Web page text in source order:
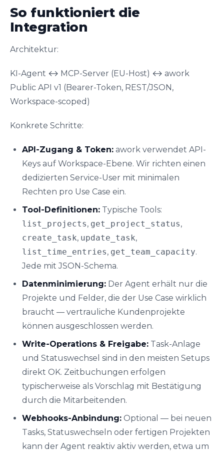
So funktioniert die
Integration
Architektur:
KI-Agent ↔ MCP-Server (EU-Host) ↔ awork
Public API v1 (Bearer-Token, REST/JSON,
Workspace-scoped)
Konkrete Schritte:
API-Zugang & Token: awork verwendet API-
Keys auf Workspace-Ebene. Wir richten einen
dedizierten Service-User mit minimalen
Rechten pro Use Case ein.
Tool-Definitionen: Typische Tools:
list_projects, get_project_status,
create_task, update_task,
list_time_entries, get_team_capacity.
Jede mit JSON-Schema.
Datenminimierung: Der Agent erhält nur die
Projekte und Felder, die der Use Case wirklich
braucht — vertrauliche Kundenprojekte
können ausgeschlossen werden.
Write-Operations & Freigabe: Task-Anlage
und Statuswechsel sind in den meisten Setups
direkt OK. Zeitbuchungen erfolgen
typischerweise als Vorschlag mit Bestätigung
durch die Mitarbeitenden.
Webhooks-Anbindung: Optional — bei neuen
Tasks, Statuswechseln oder fertigen Projekten
kann der Agent reaktiv aktiv werden, etwa um